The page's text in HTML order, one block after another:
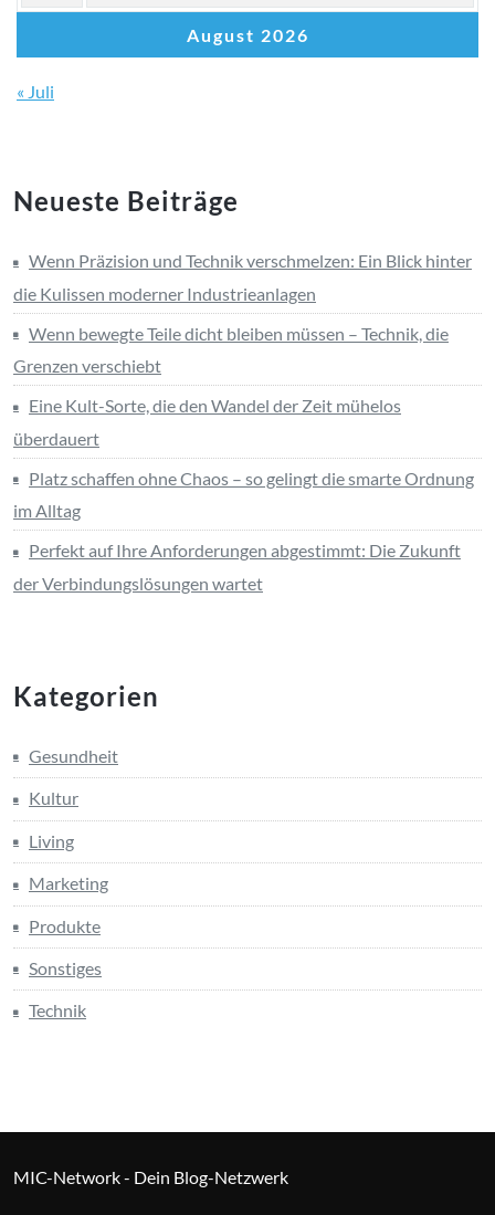
August 2026
« Juli
Neueste Beiträge
Wenn Präzision und Technik verschmelzen: Ein Blick hinter
die Kulissen moderner Industrieanlagen
Wenn bewegte Teile dicht bleiben müssen – Technik, die
Grenzen verschiebt
Eine Kult-Sorte, die den Wandel der Zeit mühelos
überdauert
Platz schaffen ohne Chaos – so gelingt die smarte Ordnung
im Alltag
Perfekt auf Ihre Anforderungen abgestimmt: Die Zukunft
der Verbindungslösungen wartet
Kategorien
Gesundheit
Kultur
Living
Marketing
Produkte
Sonstiges
Technik
MIC-Network - Dein Blog-Netzwerk